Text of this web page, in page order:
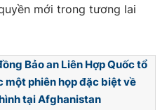
Podcast
Shorts video
mới trong tương lai
Bảo an Liên Hợp Quốc tổ
một phiên họp đặc biệt về
tại Afghanistan